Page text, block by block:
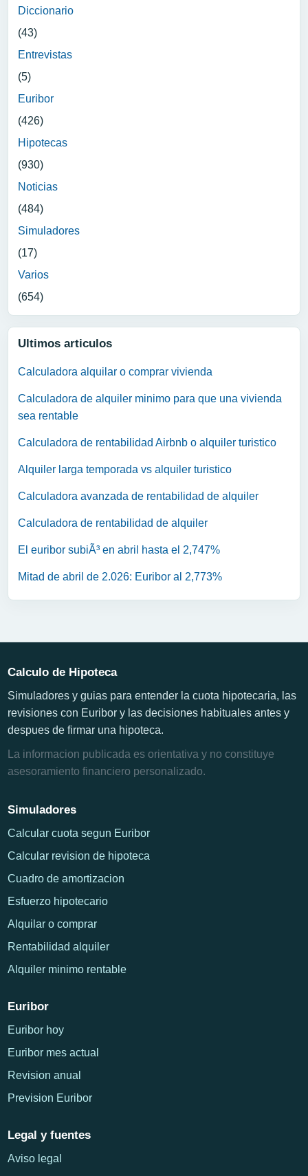
Diccionario
(43)
Entrevistas
(5)
Euribor
(426)
Hipotecas
(930)
Noticias
(484)
Simuladores
(17)
Varios
(654)
Ultimos articulos
Calculadora alquilar o comprar vivienda
Calculadora de alquiler minimo para que una vivienda
sea rentable
Calculadora de rentabilidad Airbnb o alquiler turistico
Alquiler larga temporada vs alquiler turistico
Calculadora avanzada de rentabilidad de alquiler
Calculadora de rentabilidad de alquiler
El euribor subiÃ³ en abril hasta el 2,747%
Mitad de abril de 2.026: Euribor al 2,773%
Calculo de Hipoteca
Simuladores y guias para entender la cuota hipotecaria, las
revisiones con Euribor y las decisiones habituales antes y
despues de firmar una hipoteca.
La informacion publicada es orientativa y no constituye
asesoramiento financiero personalizado.
Simuladores
Calcular cuota segun Euribor
Calcular revision de hipoteca
Cuadro de amortizacion
Esfuerzo hipotecario
Alquilar o comprar
Rentabilidad alquiler
Alquiler minimo rentable
Euribor
Euribor hoy
Euribor mes actual
Revision anual
Prevision Euribor
Legal y fuentes
Aviso legal